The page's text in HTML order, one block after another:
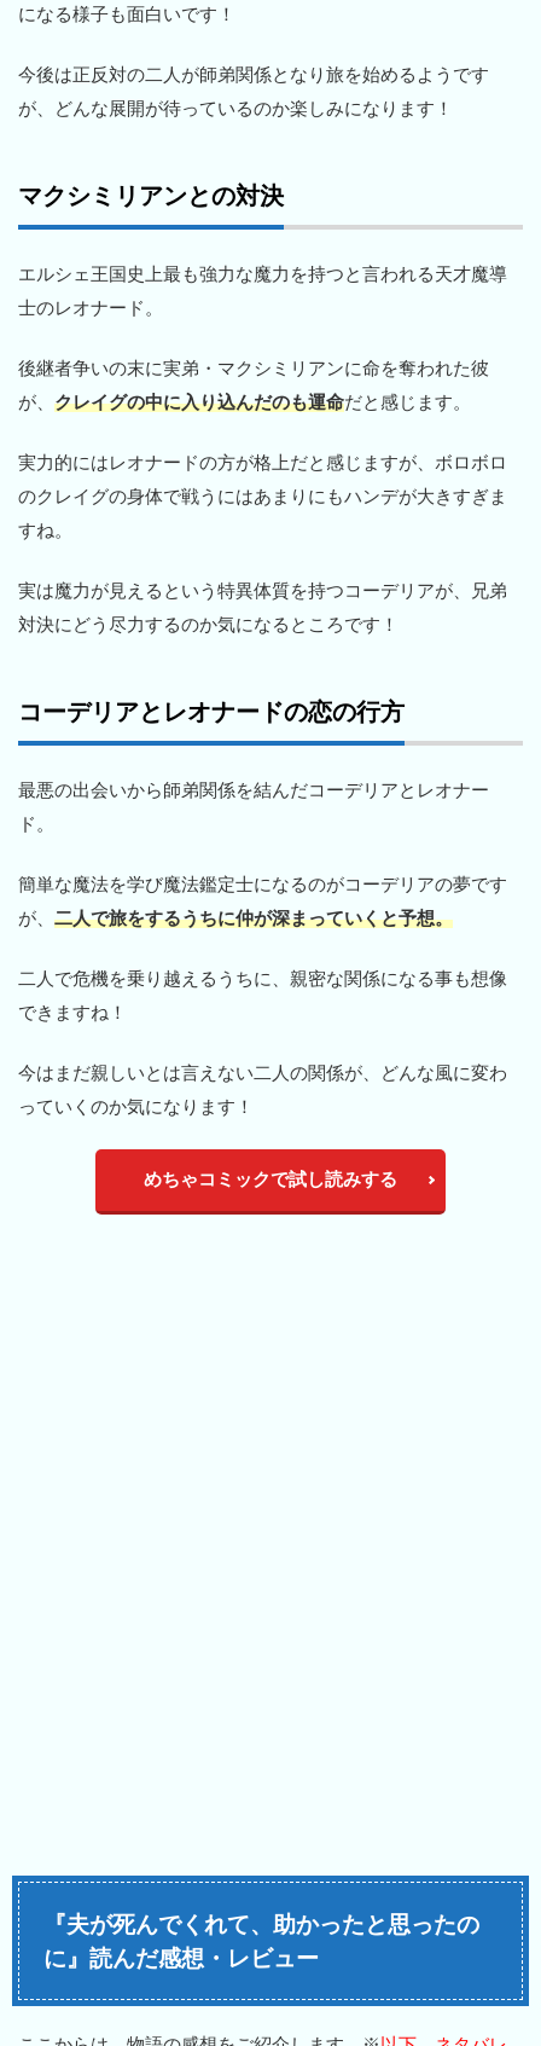
になる様子も面白いです！
今後は正反対の二人が師弟関係となり旅を始めるようです
が、どんな展開が待っているのか楽しみになります！
マクシミリアンとの対決
エルシェ王国史上最も強力な魔力を持つと言われる天才魔導
士のレオナード。
後継者争いの末に実弟・マクシミリアンに命を奪われた彼
が、 クレイグの中に入り込んだのも運命だと感じます。
実力的にはレオナードの方が格上だと感じますが、ボロボロ
のクレイグの身体で戦うにはあまりにもハンデが大きすぎま
すね。
実は魔力が見えるという特異体質を持つコーデリアが、兄弟
対決にどう尽力するのか気になるところです！
コーデリアとレオナードの恋の行方
最悪の出会いから師弟関係を結んだコーデリアとレオナー
ド。
簡単な魔法を学び魔法鑑定士になるのがコーデリアの夢です
が、 二人で旅をするうちに仲が深まっていくと予想。
二人で危機を乗り越えるうちに、親密な関係になる事も想像
できますね！
今はまだ親しいとは言えない二人の関係が、どんな風に変わ
っていくのか気になります！
めちゃコミックで試し読みする
『夫が死んでくれて、助かったと思ったの
に』読んだ感想・レビュー